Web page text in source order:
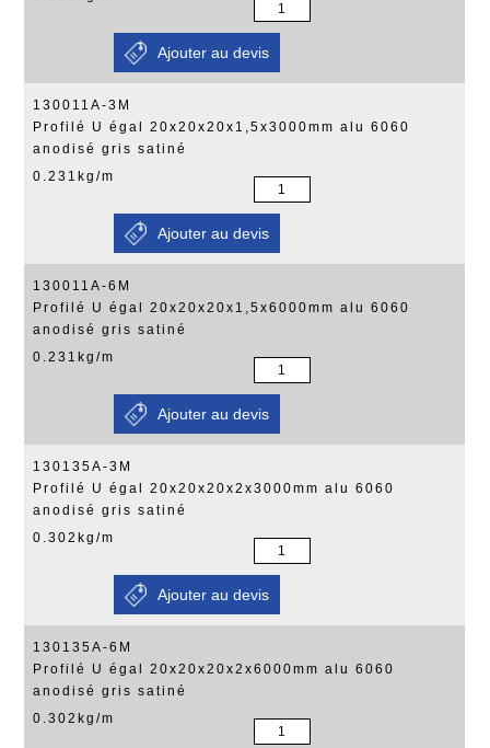
130011A-3M
Profilé U égal 20x20x20x1,5x3000mm alu 6060
anodisé gris satiné
0.231kg/m
130011A-6M
Profilé U égal 20x20x20x1,5x6000mm alu 6060
anodisé gris satiné
0.231kg/m
130135A-3M
Profilé U égal 20x20x20x2x3000mm alu 6060
anodisé gris satiné
0.302kg/m
130135A-6M
Profilé U égal 20x20x20x2x6000mm alu 6060
anodisé gris satiné
0.302kg/m